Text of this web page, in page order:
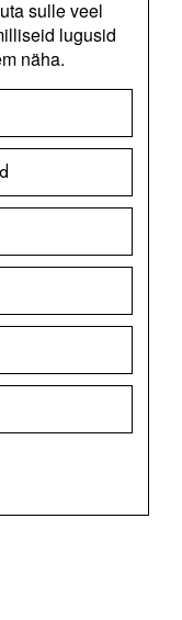
sulle veel
lugusid
näha.